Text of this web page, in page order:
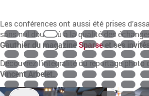
Les conférences ont aussi été prises
sans nul doute dû à la qualité des
Gauthier du magazineSparseet ses
Découvrez l’intégralité du reportage-photo
Vincent Arbelet.